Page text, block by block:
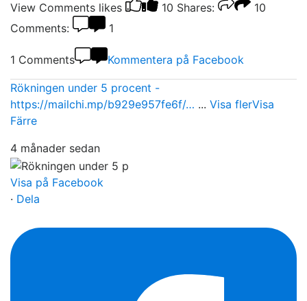
View Comments likes 10 Shares:
10
Comments:
1
1 Comments Kommentera på Facebook
Rökningen under 5 procent -
https://mailchi.mp/b929e957fe6f/… ... Visa flerVisa
Färre
4 månader sedan
Visa på Facebook
· Dela